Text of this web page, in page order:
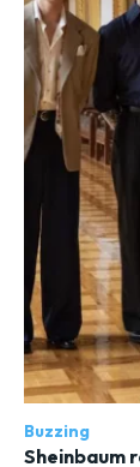
Buzzing
Sheinbaum